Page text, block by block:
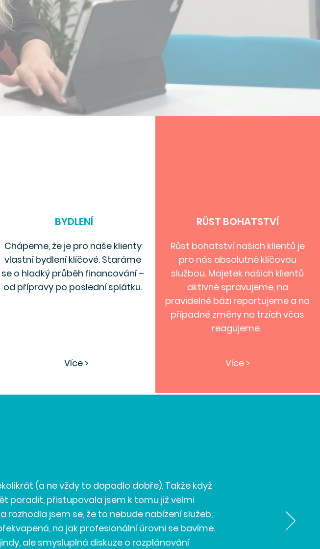
BYDLENÍ
Chápeme, že je pro naše klienty
vlastní bydlení klíčové. Staráme
se o hladký průběh financování –
od přípravy po poslední splátku.
Více >
RŮST BOHATSTVÍ
Růst bohatství našich klientů je
pro nás absolutně klíčovou
službou. Majetek našich klientů
aktivně spravujeme, na
pravidelné bázi reportujeme a na
případné změny na trzích včas
reagujeme.
Více >
(a ne vždy to dopadlo dobře). Takže když
poradit, přistupovala jsem k tomu již velmi
rozhodla jsem se, že to nebude nabízení služeb,
na jak profesionální úrovni se bavíme.
ale smysluplná diskuze o rozplánování